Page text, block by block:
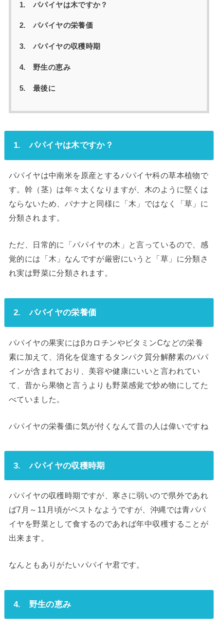
1. パパイヤは木ですか？
2. パパイヤの栄養価
3. パパイヤの収穫時期
4. 野生の恵み
5. 最後に
1. パパイヤは木ですか？
パパイヤは中南米を原産とするパパイヤ科の草本植物で
す。幹（茎）は年々太くなりますが、木のように堅くは
ならないため、バナナと同様に「木」ではなく「草」に
分類されます。
ただ、日常的に「パパイヤの木」と言っているので、感
覚的には「木」なんですが厳密にいうと「草」に分類さ
れ実は野菜に分類されます。
2. パパイヤの栄養価
パパイヤの果実にはβカロチンやビタミンCなどの栄養
素に加えて、消化を促進するタンパク質分解酵素のパパ
インが含まれており、美容や健康にいいと言われてい
て、昔から果物と言うよりも野菜感覚で炒め物にしてた
べていました。
パパイヤの栄養価に気が付くなんて昔の人は偉いですね
3. パパイヤの収穫時期
パパイヤの収穫時期ですが、寒さに弱いので県外であれ
ば7月～11月頃がベストなようですが、沖縄では青パパ
イヤを野菜として食するのであれば年中収穫することが
出来ます。
なんともありがたいパパイヤ君です。
4. 野生の恵み